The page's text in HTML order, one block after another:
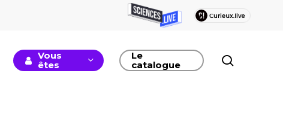
Vous
êtes
Le
catalogue